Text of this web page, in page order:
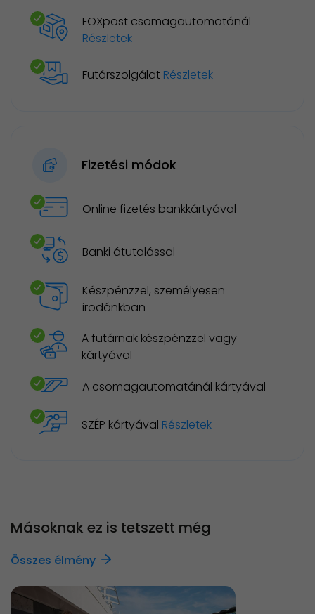
FOXpost csomagautomatánál
Részletek
Futárszolgálat Részletek
Fizetési módok
Online fizetés bankkártyával
Banki átutalással
Készpénzzel, személyesen
irodánkban
A futárnak készpénzzel vagy
kártyával
A csomagautomatánál kártyával
SZÉP kártyával Részletek
Másoknak ez is tetszett még
Összes élmény